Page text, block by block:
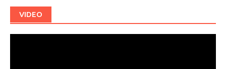
VIDEO